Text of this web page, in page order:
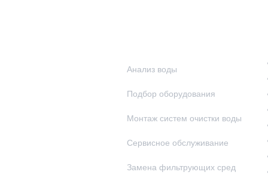
Анализ воды
Подбор оборудования
Монтаж систем очистки воды
Сервисное обслуживание
Замена фильтрующих сред